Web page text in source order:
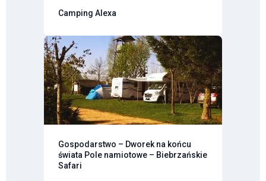
Camping Alexa
Gospodarstwo – Dworek na końcu
świata Pole namiotowe – Biebrzańskie
Safari